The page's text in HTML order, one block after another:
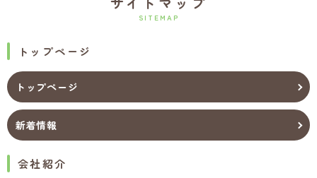
SITEMAP
トップページ
トップページ
新着情報
会社紹介